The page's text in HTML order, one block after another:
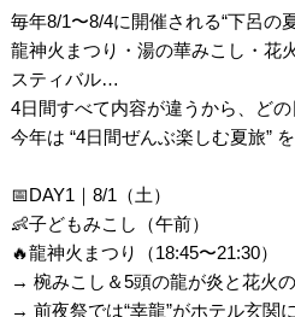
毎年8/1〜8/4に開催される“下呂の
龍神火まつり・湯の華みこし・花
スティバル…
4日間すべて内容が違うから、ど
今年は “4日間ぜんぶ楽しむ夏旅”
📅DAY1｜8/1（土）
👶子どもみこし（午前）
🔥龍神火まつり（18:45〜21:30）
→ 椀みこし＆5頭の龍が炎と花火
→ 前夜祭では“幸龍”がホテル玄関